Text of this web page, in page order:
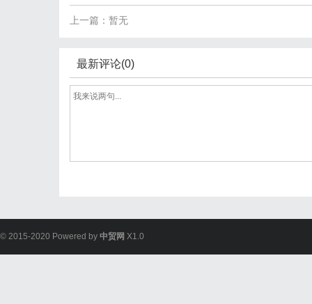
上一篇：暂无
最新评论(0)
© 2015-2020 Powered by 中贸网 X1.0